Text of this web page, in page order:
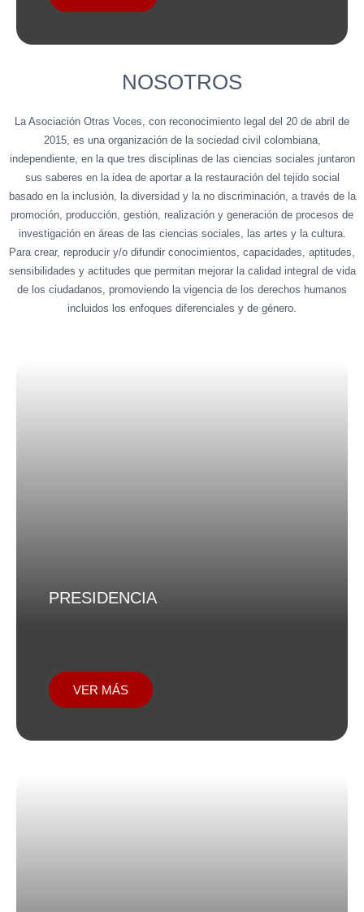
NOSOTROS
La Asociación Otras Voces, con reconocimiento legal del 20 de abril de
2015, es una organización de la sociedad civil colombiana,
independiente, en la que tres disciplinas de las ciencias sociales juntaron
sus saberes en la idea de aportar a la restauración del tejido social
basado en la inclusión, la diversidad y la no discriminación, a través de la
promoción, producción, gestión, realización y generación de procesos de
investigación en áreas de las ciencias sociales, las artes y la cultura.
Para crear, reproducir y/o difundir conocimientos, capacidades, aptitudes,
sensibilidades y actitudes que permitan mejorar la calidad integral de vida
de los ciudadanos, promoviendo la vigencia de los derechos humanos
incluidos los enfoques diferenciales y de género.
PRESIDENCIA
VER MÁS